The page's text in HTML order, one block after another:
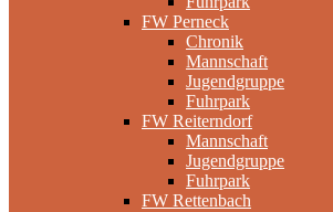
FW Perneck
Chronik
Mannschaft
Jugendgruppe
Fuhrpark
FW Reiterndorf
Mannschaft
Jugendgruppe
Fuhrpark
FW Rettenbach